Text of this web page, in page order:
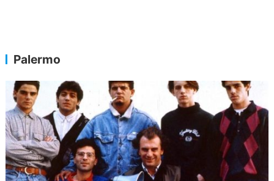
Palermo